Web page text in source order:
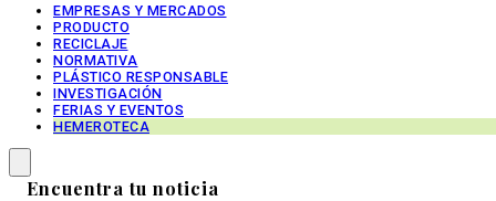
EMPRESAS Y MERCADOS
PRODUCTO
RECICLAJE
NORMATIVA
PLÁSTICO RESPONSABLE
INVESTIGACIÓN
FERIAS Y EVENTOS
HEMEROTECA
Encuentra tu noticia